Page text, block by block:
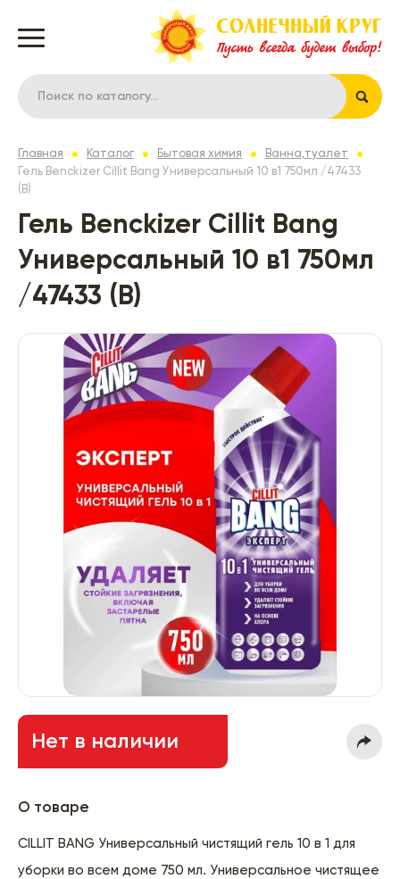
Главная Каталог Бытовая химия
Ванна,туалет
Гель Benckizer Cillit Bang Универсальный 10 в1 750мл /47433
(В)
Гель Benckizer Cillit Bang
Универсальный 10 в1 750мл
/47433 (В)
Нет в наличии
О товаре
CILLIT BANG Универсальный чистящий гель 10 в 1 для
уборки во всем доме 750 мл. Универсальное чистящее